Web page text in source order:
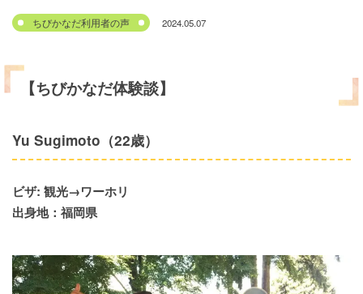
ちびかなだ利用者の声 2024.05.07
【ちびかなだ体験談】
Yu Sugimoto（22歳）
ビザ: 観光→ワーホリ
出身地：福岡県